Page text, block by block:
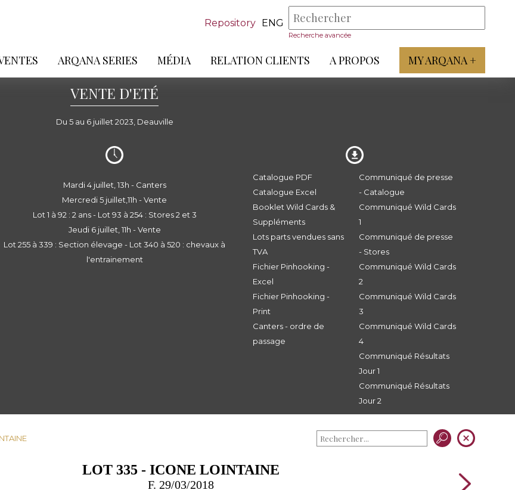
Repository ENG
Recherche avancée
ARQANA SERIES MÉDIA RELATION CLIENTS A PROPOS MY ARQANA +
VENTE D'ETÉ
Du 5 au 6 juillet 2023, Deauville
Mardi 4 juillet, 13h - Canters
Mercredi 5 juillet,11h - Vente
Lot 1 à 92 : 2 ans - Lot 93 à 254 : Stores 2 et 3
Jeudi 6 juillet, 11h - Vente
Lot 255 à 339 : Section élevage - Lot 340 à 520 : chevaux à
l'entrainement
Catalogue PDF
Catalogue Excel
Booklet Wild Cards &
Suppléments
Lots parts vendues sans
TVA
Fichier Pinhooking -
Excel
Fichier Pinhooking -
Print
Canters - ordre de
passage
Communiqué de presse
- Catalogue
Communiqué Wild Cards
1
Communiqué de presse
- Stores
Communiqué Wild Cards
2
Communiqué Wild Cards
3
Communiqué Wild Cards
4
Communiqué Résultats
Jour 1
Communiqué Résultats
Jour 2
LOT 335 - ICONE LOINTAINE
F. 29/03/2018